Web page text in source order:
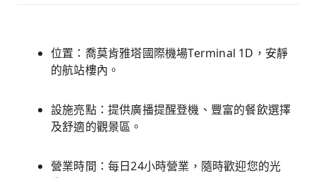
位置：喬莫肯雅塔國際機場Terminal 1D，安靜
的航站樓內。
設施亮點：提供廣播提醒登機、豐富的餐飲選擇
及舒適的觀景區。
營業時間：每日24小時營業，隨時歡迎您的光